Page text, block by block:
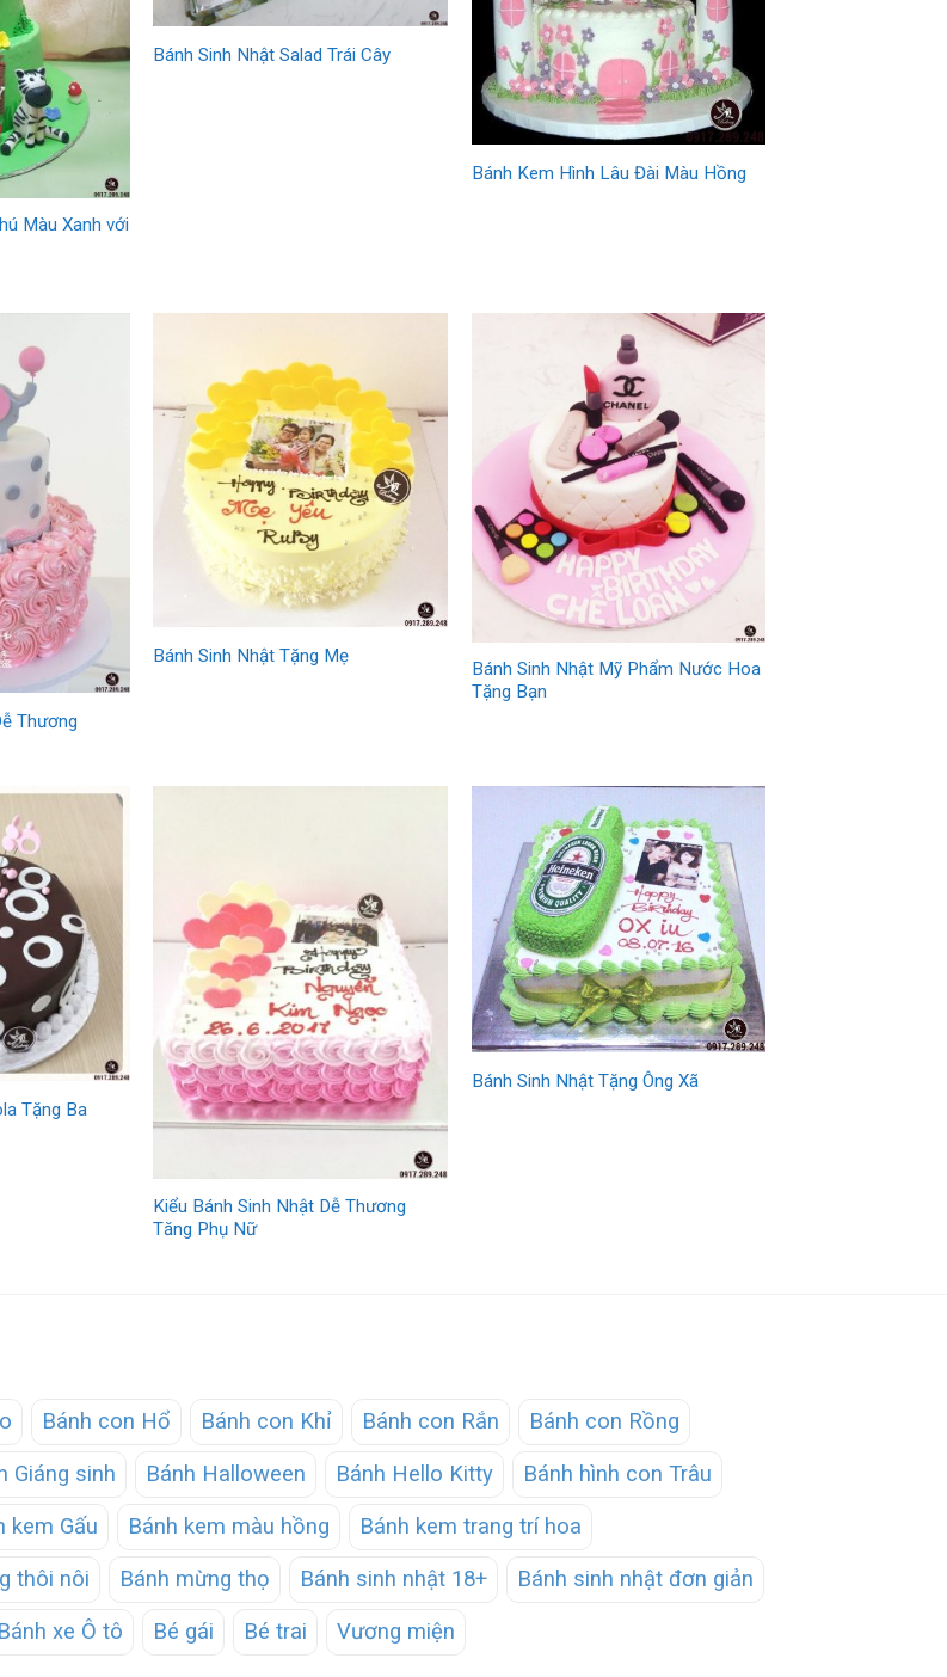
Màu Xanh với
Bánh Sinh Nhật Salad Trái Cây
Bánh Kem Hình Lâu Đài Màu Hồng
Thương
Bánh Sinh Nhật Tặng Mẹ
Bánh Sinh Nhật Mỹ Phẩm Nước Hoa
Tặng Bạn
Tặng Ba
Kiểu Bánh Sinh Nhật Dễ Thương
Tăng Phụ Nữ
Bánh Sinh Nhật Tặng Ông Xã
Bánh con Hổ Bánh con Khỉ Bánh con Rắn
Bánh con Rồng
Giáng sinh Bánh Halloween Bánh Hello Kitty
Bánh hình con Trâu
kem Gấu Bánh kem màu hồng
Bánh kem trang trí hoa
thôi nôi Bánh mừng thọ Bánh sinh nhật 18+
Bánh sinh nhật đơn giản
Bánh xe Ô tô Bé gái Bé trai Vương miện